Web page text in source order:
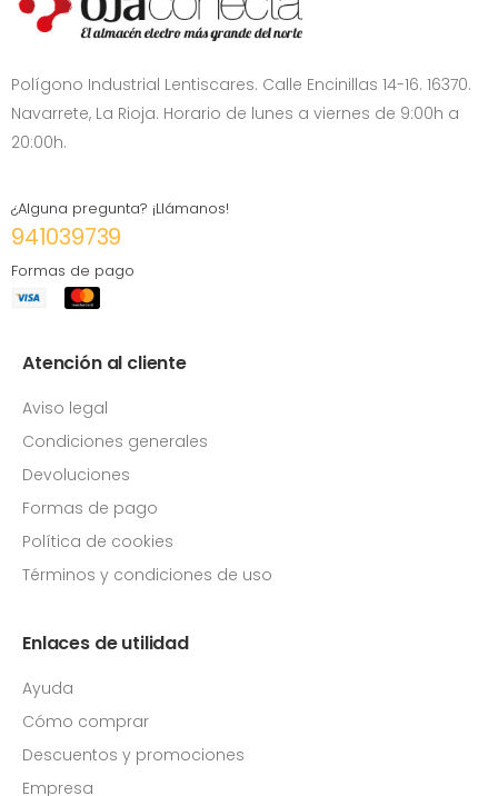
Polígono Industrial Lentiscares. Calle Encinillas 14-16. 16370.
Navarrete, La Rioja. Horario de lunes a viernes de 9:00h a
20:00h.
¿Alguna pregunta? ¡Llámanos!
941039739
Formas de pago
Atención al cliente
Aviso legal
Condiciones generales
Devoluciones
Formas de pago
Política de cookies
Términos y condiciones de uso
Enlaces de utilidad
Ayuda
Cómo comprar
Descuentos y promociones
Empresa